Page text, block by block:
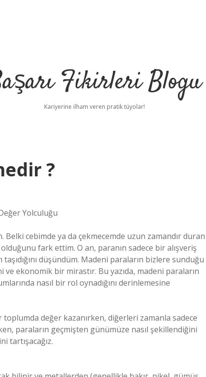
Fikirleri Blogu
Kariyerine ilham veren pratik tüyolar!
?
Yolculuğu
cebimde ya da çekmecemde uzun zamandır duran
fark ettim. O an, paranın sadece bir alışveriş
düşündüm. Madeni paraların bizlere sunduğu
ekonomik bir mirastır. Bu yazıda, madeni paraların
nasıl bir rol oynadığını derinlemesine
değer kazanırken, diğerleri zamanla sadece
paraların geçmişten günümüze nasıl şekillendiğini
tartışacağız.